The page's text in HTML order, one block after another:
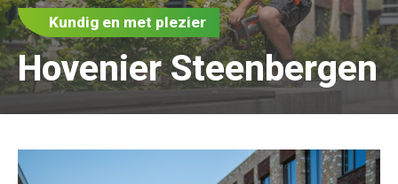
Kundig en met plezier
Hovenier Steenbergen